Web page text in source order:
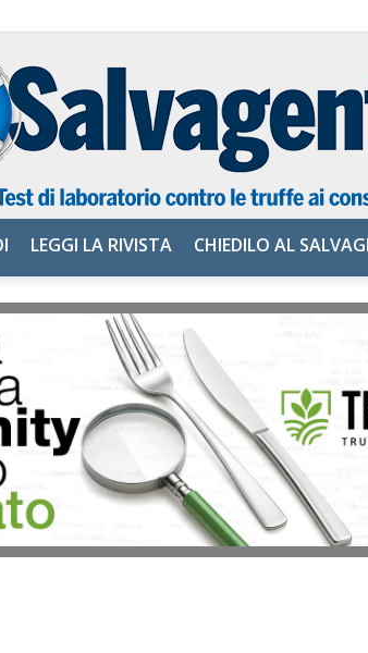
Salvagente
LEGGI LA RIVISTA CHIEDILO AL